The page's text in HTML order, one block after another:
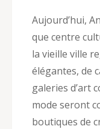
Aujourd’hui,
que centre
la vieille ville
élégantes, de
galeries d’art
mode seront
boutiques de